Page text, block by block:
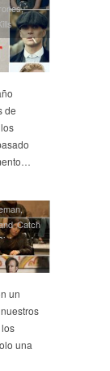
,
,
del
,
de
,
Catch
and
un
una